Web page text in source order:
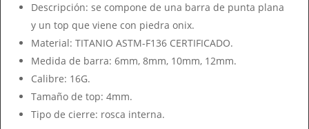
Descripción: se compone de una barra de punta plana
y un top que viene con piedra onix.
Material: TITANIO ASTM-F136 CERTIFICADO.
Medida de barra: 6mm, 8mm, 10mm, 12mm.
Calibre: 16G.
Tamaño de top: 4mm.
Tipo de cierre: rosca interna.